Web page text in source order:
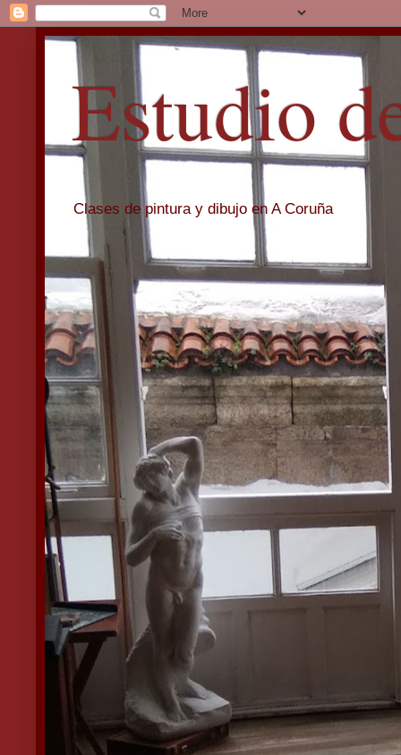
Estudio
Clases de pintura y dibujo en A Coruña